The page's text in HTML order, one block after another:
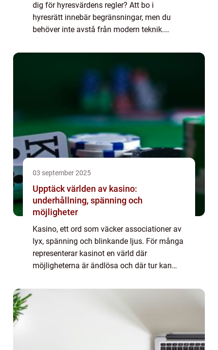
dig för hyresvärdens regler? Att bo i
hyresrätt innebär begränsningar, men du
behöver inte avstå från modern teknik.
03 september 2025
Upptäck världen av kasino:
underhållning, spänning och
möjligheter
Kasino, ett ord som väcker associationer av
lyx, spänning och blinkande ljus. För många
representerar kasinot en värld där
möjligheterna är ändlösa och där tur kan